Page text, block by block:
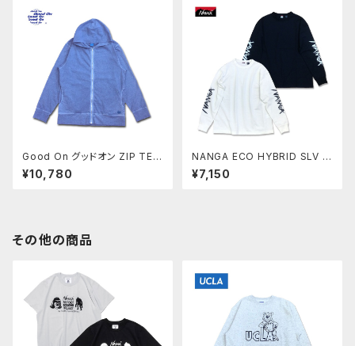
Good On グッドオン ZIP TEE
PARKA ジップTパーカー ジッ
プパーカー カットソー P-AJISA
¥10,780
NANGA ECO HYBRID SLV L
OGO L/S TEE ロングスリーブ
Tシャツ ロンT ナンガ アウトド
¥7,150
その他の商品